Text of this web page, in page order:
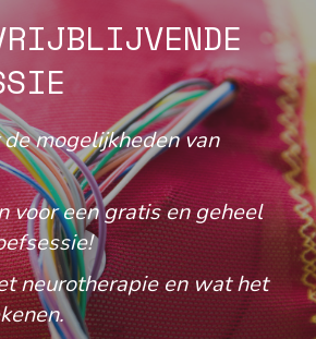
mogelijkheden van
voor een gratis en geheel
neurotherapie en wat het